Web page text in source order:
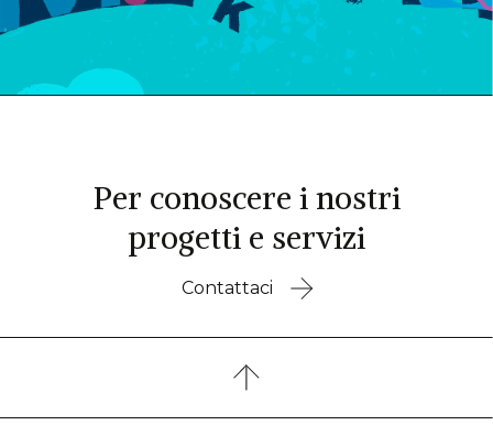
Per conoscere i nostri
progetti e servizi
Contattaci